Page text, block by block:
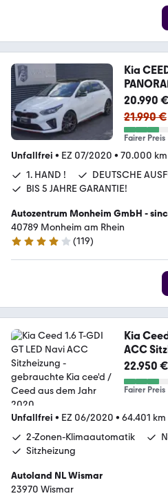
Kia
20.990 €
21.990 €
Fairer Preis
Unfallfrei • EZ 07/2020 • 70.000 km
1. HAND !
DEUTSCHE
BIS 5 JAHRE GARANTIE!
Autozentrum Monheim GmbH -
40789 Monheim am Rhein
4 Sterne
(119)
Kia
ACC
22.950 €
Fairer Preis
Unfallfrei • EZ 06/2020 • 64.401 km
2-Zonen-Klimaautomatik
Sitzheizung
Autoland NL Wismar
23970 Wismar